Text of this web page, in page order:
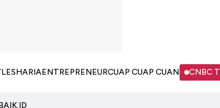
SHARIAENTREPRENEURCUAP CUAP CUAN CNBC